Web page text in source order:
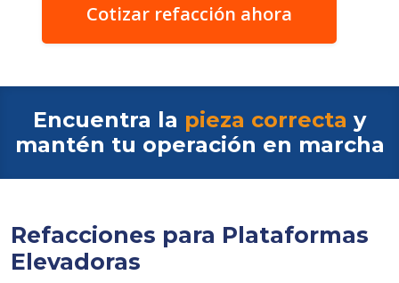
Cotizar refacción ahora
Encuentra la pieza correcta y
mantén tu operación en marcha
Refacciones para Plataformas
Elevadoras